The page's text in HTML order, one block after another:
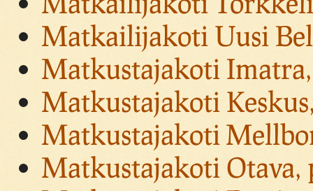
Matkailijakoti Uusi
Matkustajakoti Imatra,
Matkustajakoti
Matkustajakoti
Matkustajakoti Otava,